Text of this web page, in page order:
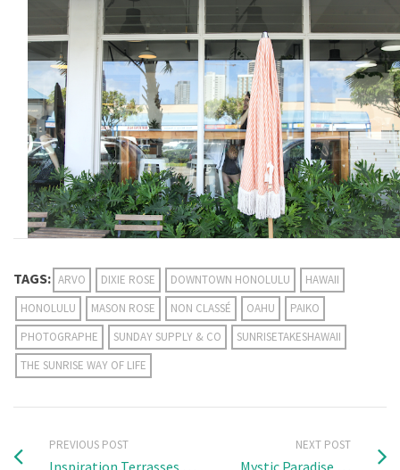
TAGS: ARVO DIXIE ROSE DOWNTOWN HONOLULU
HAWAII
HONOLULU
MASON ROSE NON CLASSÉ OAHU
PAIKO
PHOTOGRAPHE
SUNDAY SUPPLY & CO
SUNRISETAKESHAWAII
THE SUNRISE WAY OF LIFE
PREVIOUS POST
Inspiration Terrasses …
NEXT POST
Mystic Paradise …